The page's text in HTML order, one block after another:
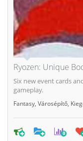
Ryozen: Unique
Six new event cards
gameplay.
Fantasy, Városépítő,
0